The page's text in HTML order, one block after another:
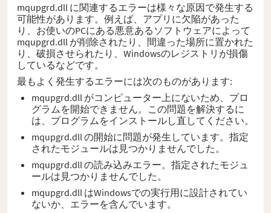
mqupgrd.dll に関連するエラーは様々な原因で発生する
可能性があります。例えば、アプリに欠陥があった
り、お使いのPCにある悪意あるソフトウェアによって
mqupgrd.dll が削除されたり、間違った場所に置かれた
り、破損させられたり、Windowsのレジストリが損傷
しているなどです。
最もよく発生するエラーには次のものがあります:
mqupgrd.dll がコンピューター上にないため、プロ
グラムを開始できません。この問題を解決するに
は、プログラムをインストールし直してください。
mqupgrd.dll の開始に問題が発生しています。指定
されたモジュールは見つかりませんでした。
mqupgrd.dll の読み込みエラー。指定されたモジュ
ールは見つかりませんでした。
mqupgrd.dll はWindowsでの実行用に設計されてい
ないか、エラーを含んでいます。